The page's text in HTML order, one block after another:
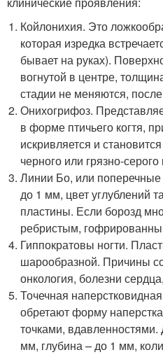
Койлонихия. Это
которая изредка
бывает на руках).
вогнутой в центре,
стадии не меняются, после
Онихогрифоз.
в форме птичьего когтя,
искривляется и
черного или грязно-серого
Линии Бо, или
до 1 мм, цвет углублений
пластины. Если борозд
ребристым,
Гиппократовы ногти.
шарообразной. Причины
онкология, болезни
Точечная
обретают форму
точками, вдавленностями.
мм, глубина – до 1 мм,